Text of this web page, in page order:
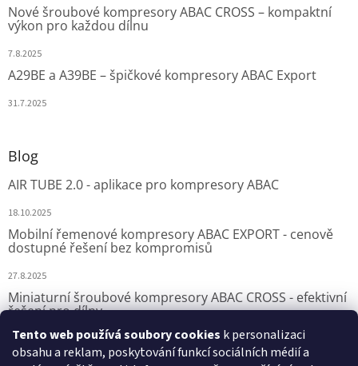
Tento web používá soubory cookies k personalizaci
obsahu a reklam, poskytování funkcí sociálních médií a
Nové šroubové kompresory ABAC CROSS – kompaktní
výkon pro každou dílnu
7.8.2025
A29BE a A39BE – špičkové kompresory ABAC Export
31.7.2025
Blog
AIR TUBE 2.0 - aplikace pro kompresory ABAC
18.10.2025
Mobilní řemenové kompresory ABAC EXPORT - cenově
dostupné řešení bez kompromisů
27.8.2025
Miniaturní šroubové kompresory ABAC CROSS - efektivní
řešení pro dílny
7.8.2025